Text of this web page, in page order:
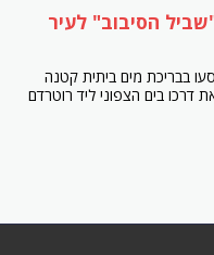
הסיבוב" לעיר
בבריכת מים ביתית קטנה
דרכו בים הצפוני ליד רוטרדם